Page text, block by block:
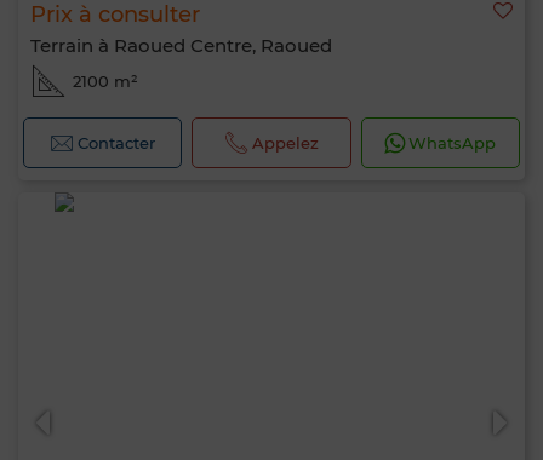
Prix à consulter
Terrain à Raoued Centre, Raoued
2100 m²
Contacter Appelez WhatsApp